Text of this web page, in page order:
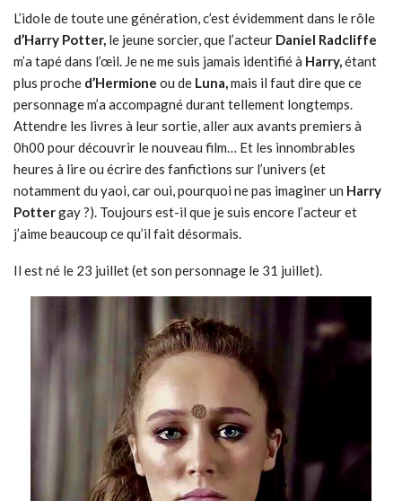
L’idole de toute une génération, c’est évidemment dans le rôle
d’Harry Potter, le jeune sorcier, que l’acteur Daniel Radcliffe
m’a tapé dans l’œil. Je ne me suis jamais identifié à Harry,étant
plus proche d’Hermione ou de Luna,mais il faut dire que ce
personnage m’a accompagné durant tellement longtemps.
Attendre les livres à leur sortie, aller aux avants premiers à
0h00 pour découvrir le nouveau film… Et les innombrables
heures à lire ou écrire des fanfictions sur l’univers (et
notamment du yaoi, car oui, pourquoi ne pas imaginer un Harry
Pottergay ?). Toujours est-il que je suis encore l’acteur et
j’aime beaucoup ce qu’il fait désormais.
Il est né le 23 juillet (et son personnage le 31 juillet).